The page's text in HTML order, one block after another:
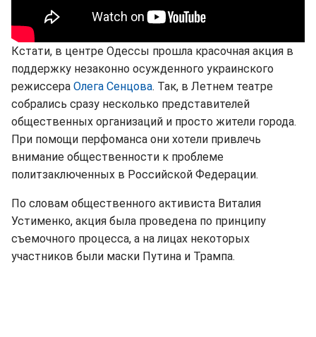
Кстати, в центре Одессы прошла красочная акция в
поддержку незаконно осужденного украинского
режиссера Олега Сенцова. Так, в Летнем театре
собрались сразу несколько представителей
общественных организаций и просто жители города.
При помощи перфоманса они хотели привлечь
внимание общественности к проблеме
политзаключенных в Российской Федерации.
По словам общественного активиста Виталия
Устименко, акция была проведена по принципу
съемочного процесса, а на лицах некоторых
участников были маски Путина и Трампа.